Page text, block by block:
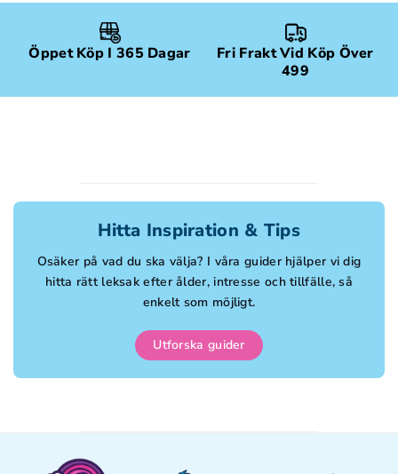
Öppet Köp I 365 Dagar
Fri Frakt Vid Köp Över
499
Hitta Inspiration & Tips
Osäker på vad du ska välja? I våra guider hjälper vi dig
hitta rätt leksak efter ålder, intresse och tillfälle, så
enkelt som möjligt.
Utforska guider